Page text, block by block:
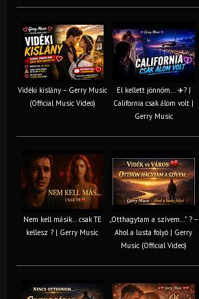
Vidéki kislány – Gerry Music
(Official Music Video)
El kellett jönnöm… ✈️? |
California csak álom volt |
Gerry Music
Nem kell másik… csak TE
kellesz ? | Gerry Music
„Otthagytam a szívem…” ? –
Ahol a lusta folyó | Gerry
Music (Official Video)